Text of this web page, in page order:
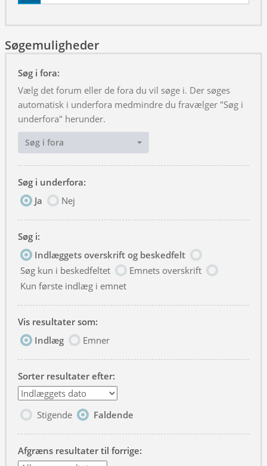
Søgemuligheder
Søg i fora:
Vælg det forum eller de fora du vil søge i. Der søges
automatisk i underfora medmindre du fravælger "Søg i
underfora" herunder.
Søg i fora
Søg i underfora:
Ja
Nej
Søg i:
Indlæggets overskrift og beskedfelt
Søg kun i beskedfeltet
Emnets overskrift
Kun første indlæg i emnet
Vis resultater som:
Indlæg
Emner
Sorter resultater efter:
Stigende Faldende
Afgræns resultater til forrige: